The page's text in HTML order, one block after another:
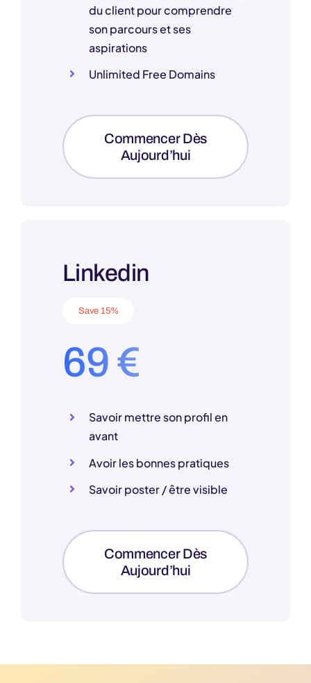
du client pour comprendre
son parcours et ses
aspirations
Unlimited Free Domains
Commencer Dès
Aujourd’hui
Linkedin
Save 15%
69 €
Savoir mettre son profil en
avant
Avoir les bonnes pratiques
Savoir poster / être visible
Commencer Dès
Aujourd’hui